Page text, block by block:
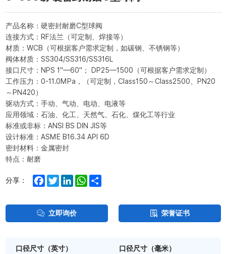
产品名称：硬密封耐磨C型球阀
连接方式：RF法兰（可定制、焊接等）
材质：WCB（可根据客户需求定制，如碳钢、不锈钢等）
阀体材质：SS304/SS316/SS316L
接口尺寸：NPS 1"—60"； DP25—1500（可根据客户需求定制）
工作压力：0-11.0MPa，（可定制，Class150～Class2500、PN20
～PN420）
驱动方式：手动、气动、电动、电液等
应用领域：石油、化工、天然气、石化、煤化工等行业
标准或非标：ANSI BS DIN JIS等
设计标准：ASME B16.34 API 6D
密封材料：金属密封
特点：耐磨
分享： Facebook
TwitterLinkedInWhatsApp
Share
立即询价 荣誉证书
口径尺寸（毫米）
口径尺寸（英寸）